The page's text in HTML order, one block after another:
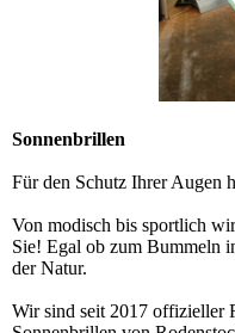
Sonnenbrillen
Für den Schutz Ihrer Augen
Von modisch bis sportlich
Sie! Egal ob zum Bummeln
der Natur.
Wir sind seit 2017 offizieller